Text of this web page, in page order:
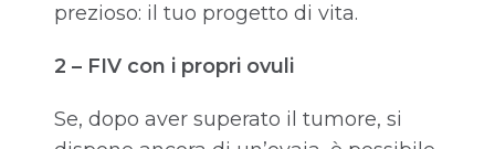
prezioso: il tuo progetto di vita.
2 – FIV con i propri ovuli
Se, dopo aver superato il tumore, si